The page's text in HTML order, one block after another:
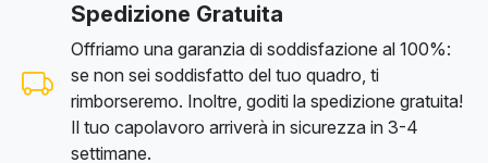
Spedizione Gratuita
Offriamo una garanzia di soddisfazione al 100%:
se non sei soddisfatto del tuo quadro, ti
rimborseremo. Inoltre, goditi la spedizione gratuita!
Il tuo capolavoro arriverà in sicurezza in 3-4
settimane.